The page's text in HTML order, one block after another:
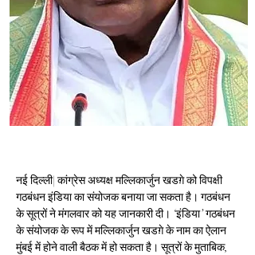
नई दिल्ली| कांग्रेस अध्यक्ष मल्लिकार्जुन खडग़े को विपक्षी
गठबंधन इंडिया का संयोजक बनाया जा सकता है। गठबंधन
के सूत्रों ने मंगलवार को यह जानकारी दी। ‘इंडिया’ गठबंधन
के संयोजक के रूप में मल्लिकार्जुन खडग़े के नाम का ऐलान
मुंबई में होने वाली बैठक में हो सकता है। सूत्रों के मुताबिक,